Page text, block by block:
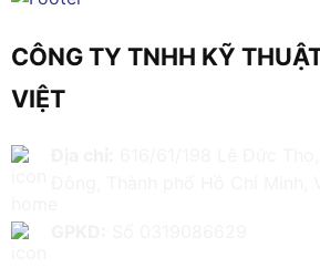
CÔNG TY TNHH KỸ
VIỆT